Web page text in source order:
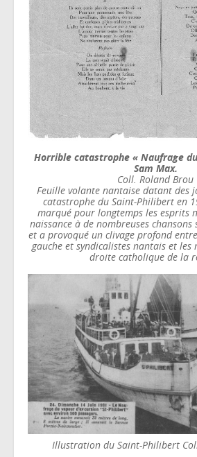
Horrible catastrophe « Naufrage
Sam Max.
Coll. Roland Brou
Feuille volante nantaise datant des
catastrophe du Saint-Philibert en
marqué pour longtemps les esprits
naissance à de nombreuses
et a provoqué un clivage profond
gauche et syndicalistes nantais et les
droite catholique de la
Illustration du Saint-Philibert